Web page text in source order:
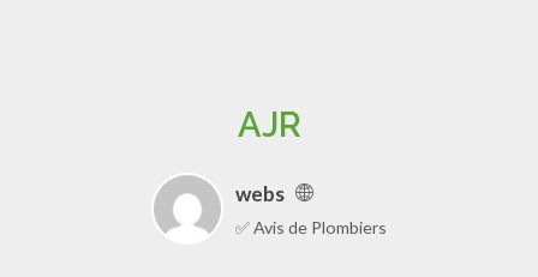
AJR
webs
✅ Avis de Plombiers